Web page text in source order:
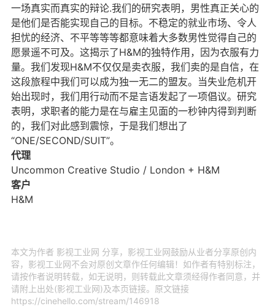
一场真实而真实的辩论.我们的研究表明，男性真正关心的
是他们是否能实现自己的目标。不稳定的就业市场、令人
担忧的经济、不平等等等都意味着大多数男性觉得自己的
愿景遥不可及。这揭示了H&M的独特作用，因为衣服有力
量。我们发现H&M不仅仅是卖衣服，我们卖的是自信，在
这段旅程中我们可以成为独一无二的盟友。当失业危机开
始出现时，我们用行动而不是言语发起了一项倡议。研究
表明，求职者的能力是在与雇主见面的一秒钟内得到判断
的，我们对此感到震惊，于是我们想出了
“ONE/SECOND/SUIT”。
代理
Uncommon Creative Studio / London + H&M
客户
H&M
本文为作者 影视工业网 分享，影视工业网鼓励从业者分享原创内
容，影视工业网不会对原创文章作任何编辑！如作者有特别标注，
请按作者说明转载，如无说明，则转载此文章须经得作者同意，并
请附上出处(影视工业网)及本页链接。原文链接
https://cinehello.com/stream/146918